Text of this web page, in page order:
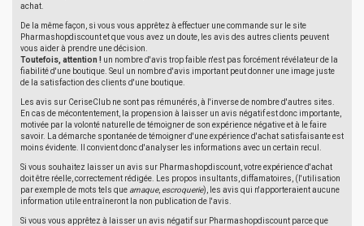
achat.
De la même façon, si vous vous apprêtez à effectuer une commande sur le site
Pharmashopdiscount et que vous avez un doute, les avis des autres clients peuvent
vous aider à prendre une décision.
Toutefois, attention ! un nombre d'avis trop faible n'est pas forcément révélateur de la
fiabilité d'une boutique. Seul un nombre d'avis important peut donner une image juste
de la satisfaction des clients d'une boutique.
Les avis sur CeriseClub ne sont pas rémunérés, à l'inverse de nombre d'autres sites.
En cas de mécontentement, la propension à laisser un avis négatif est donc importante,
motivée par la volonté naturelle de témoigner de son expérience négative et à le faire
savoir. La démarche spontanée de témoigner d'une expérience d'achat satisfaisante est
moins évidente. Il convient donc d'analyser les informations avec un certain recul.
Si vous souhaitez laisser un avis sur Pharmashopdiscount, votre expérience d'achat
doit être réelle, correctement rédigée. Les propos insultants, diffamatoires, (l'utilisation
par exemple de mots tels que arnaque, escroquerie), les avis qui n'apporteraient aucune
information utile entraîneront la non publication de l'avis.
Si vous vous apprêtez à laisser un avis négatif sur Pharmashopdiscount parce que